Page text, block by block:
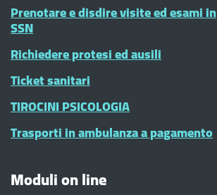
Prenotare e disdire visite ed esami in
SSN
Richiedere protesi ed ausili
Ticket sanitari
TIROCINI PSICOLOGIA
Trasporti in ambulanza a pagamento
Moduli on line